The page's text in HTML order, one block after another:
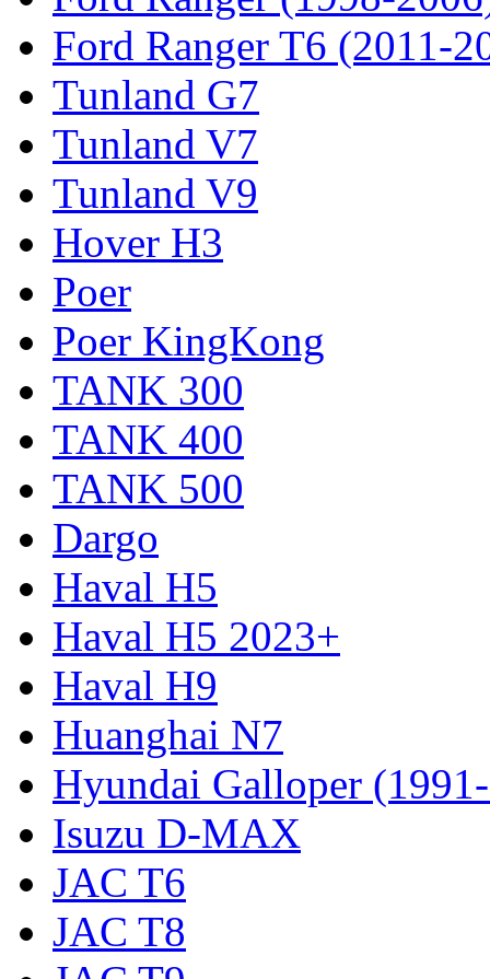
Ford Ranger T6 (2011-
Tunland G7
Tunland V7
Tunland V9
Hover H3
Poer
Poer KingKong
TANK 300
TANK 400
TANK 500
Dargo
Haval H5
Haval H5 2023+
Haval H9
Huanghai N7
Hyundai Galloper
Isuzu D-MAX
JAC T6
JAC T8